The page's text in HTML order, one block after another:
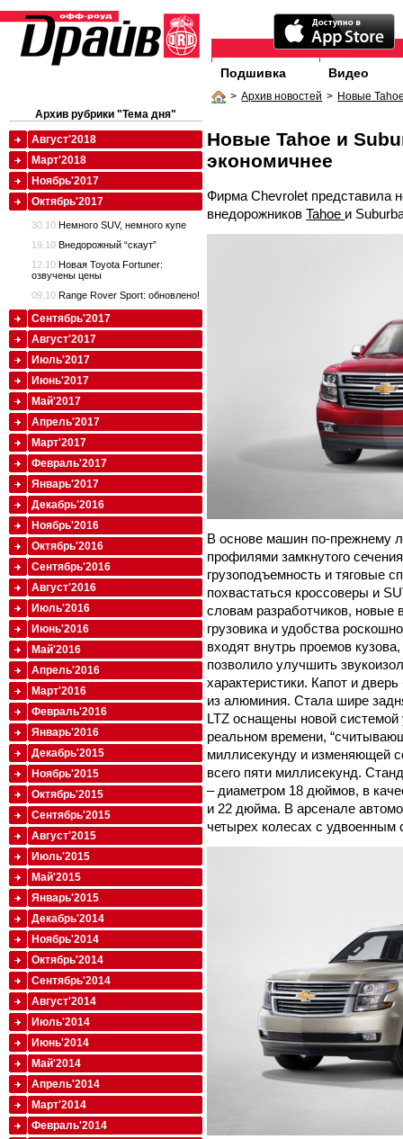
Подшивка Видео
> Архив новостей > Новые
Новые Tahoe и
экономичнее
Фирма Chevrolet представила
внедорожниковTahoe и
В основе машин по-прежнему
профилями замкнутого
грузоподъемность и тяговые
похвастаться кроссоверы и
словам разработчиков, новые
грузовика и удобства
входят внутрь проемов
позволило улучшить
характеристики. Капот и
из алюминия. Стала шире
LTZ оснащены новой
реальном времени,
миллисекунду и изменяющей
всего пяти миллисекунд.
– диаметром 18 дюймов, в
и 22 дюйма. В арсенале
четырех колесах с
Архив рубрики "Тема дня"
Август'2018
Март'2018
Ноябрь'2017
Октябрь'2017
30.10 Немного SUV, немного купе
19.10 Внедорожный “скаут”
12.10 Новая Toyota Fortuner:
озвучены цены
09.10 Range Rover Sport: обновлено!
Сентябрь'2017
Август'2017
Июль'2017
Июнь'2017
Май'2017
Апрель'2017
Март'2017
Февраль'2017
Январь'2017
Декабрь'2016
Ноябрь'2016
Октябрь'2016
Сентябрь'2016
Август'2016
Июль'2016
Июнь'2016
Май'2016
Апрель'2016
Март'2016
Февраль'2016
Январь'2016
Декабрь'2015
Ноябрь'2015
Октябрь'2015
Сентябрь'2015
Август'2015
Июль'2015
Май'2015
Январь'2015
Декабрь'2014
Ноябрь'2014
Октябрь'2014
Сентябрь'2014
Август'2014
Июль'2014
Июнь'2014
Май'2014
Апрель'2014
Март'2014
Февраль'2014